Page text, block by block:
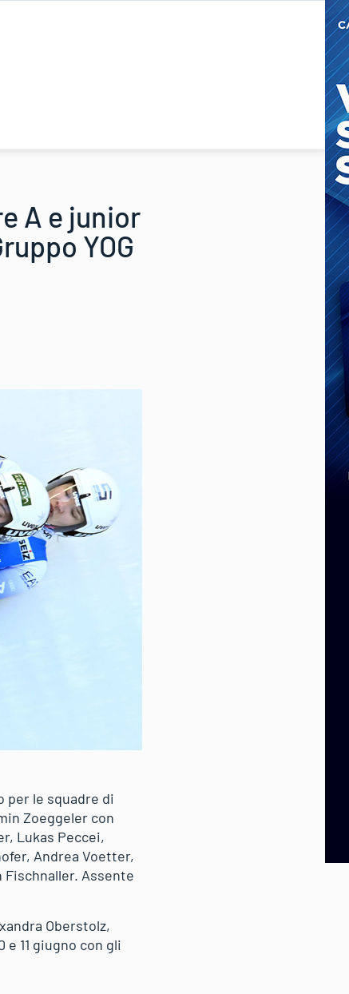
A e junior
YOG
per le squadre di
Zoeggeler con
Lukas Peccei,
Andrea Voetter,
Fischnaller. Assente
Oberstolz,
11 giugno con gli